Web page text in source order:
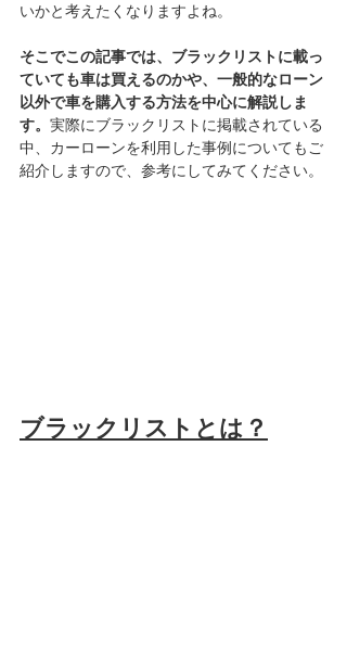
いかと考えたくなりますよね。
そこでこの記事では、ブラックリストに載っ
ていても車は買えるのかや、一般的なローン
以外で車を購入する方法を中心に解説しま
す。 実際にブラックリストに掲載されている
中、カーローンを利用した事例についてもご
紹介しますので、参考にしてみてください。
ブラックリストとは？